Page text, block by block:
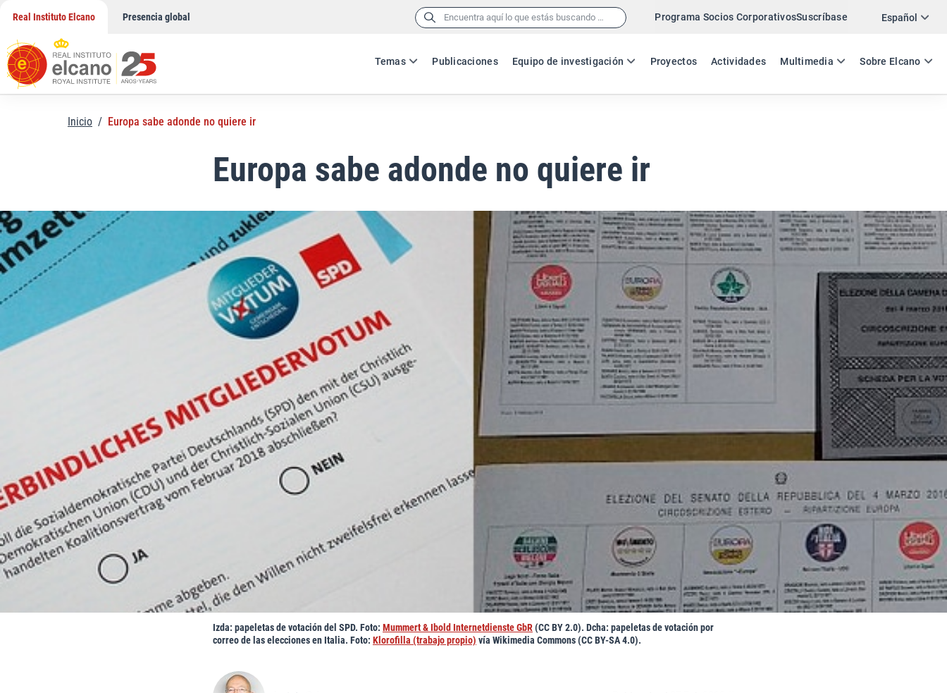
contenido
Real Instituto Elcano Presencia global Buscar: Programa Socios CorporativosSuscríbase Español
ES EN
Temas Publicaciones Equipo de investigación Proyectos Actividades Multimedia Sobre Elcano
Twitter
Inicio / Europa sabe adonde no quiere ir
Europa sabe adonde no quiere ir
Izda: papeletas de votación del SPD. Foto: Mummert & Ibold Internetdienste GbR(CC BY 2.0). Dcha: papeletas de votación por
correo de las elecciones en Italia. Foto: Klorofilla (trabajo propio) vía Wikimedia Commons (CC BY-SA 4.0).